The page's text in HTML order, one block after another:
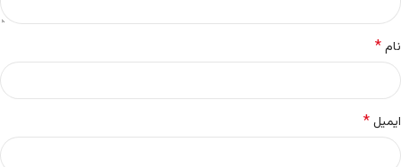
نام*
ایمیل*